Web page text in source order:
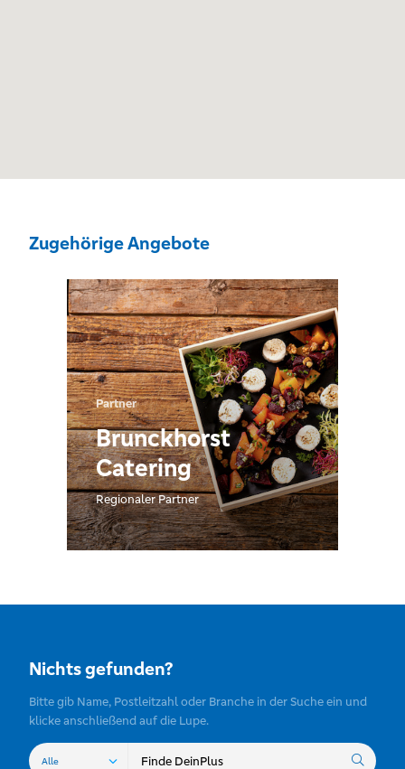
Zugehörige Angebote
Partner
Brunckhorst
Catering
Regionaler Partner
Nichts gefunden?
Bitte gib Name, Postleitzahl oder Branche in der Suche ein und
klicke anschließend auf die Lupe.